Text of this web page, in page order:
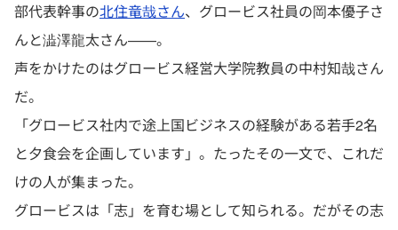
部代表幹事の北住竜哉さん、グロービス社員の岡本優子さ
んと澁澤龍太さん——。
声をかけたのはグロービス経営大学院教員の中村知哉さん
だ。
「グロービス社内で途上国ビジネスの経験がある若手2名
と夕食会を企画しています」。たったその一文で、これだ
けの人が集まった。
グロービスは「志」を育む場として知られる。だがその志